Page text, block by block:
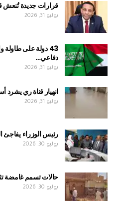
قرارات جديدة تُنعش
يوليو 31, 2026
43 دولة على
دفاعي…
يوليو 31, 2026
انهيار قناة ري
يوليو 31, 2026
رئيس الوزراء يفاجئ
يوليو 30, 2026
حالات تسمم غامضة
يوليو 30, 2026